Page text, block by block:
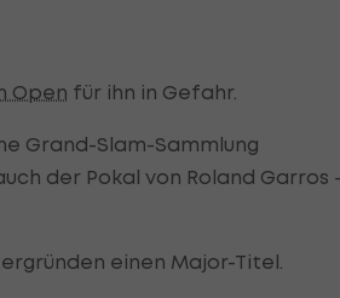
Open für ihn in Gefahr.
Grand-Slam-Sammlung
der Pokal von Roland Garros -
einen Major-Titel.